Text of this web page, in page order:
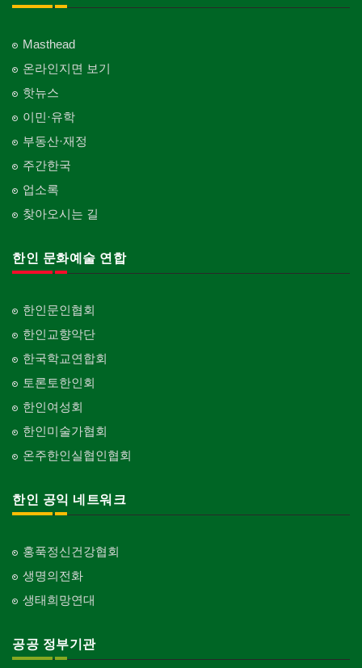
Masthead
온라인지면 보기
핫뉴스
이민·유학
부동산·재정
주간한국
업소록
찾아오시는 길
한인 문화예술 연합
한인문인협회
한인교향악단
한국학교연합회
토론토한인회
한인여성회
한인미술가협회
온주한인실협인협회
한인 공익 네트워크
홍푹정신건강협회
생명의전화
생태희망연대
공공 정부기관